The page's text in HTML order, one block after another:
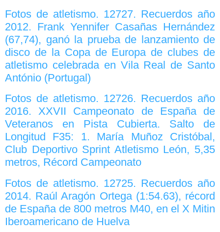
Fotos de atletismo. 12727. Recuerdos año
2012. Frank Yennifer Casañas Hernández
(67,74), ganó la prueba de lanzamiento de
disco de la Copa de Europa de clubes de
atletismo celebrada en Vila Real de Santo
António (Portugal)
Fotos de atletismo. 12726. Recuerdos año
2016. XXVII Campeonato de España de
Veteranos en Pista Cubierta. Salto de
Longitud F35: 1. María Muñoz Cristóbal,
Club Deportivo Sprint Atletismo León, 5,35
metros, Récord Campeonato
Fotos de atletismo. 12725. Recuerdos año
2014. Raúl Aragón Ortega (1:54.63), récord
de España de 800 metros M40, en el X Mitin
Iberoamericano de Huelva